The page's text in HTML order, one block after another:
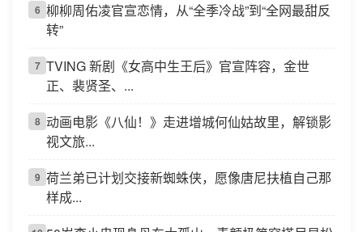
6 柳柳周佑凌官宣恋情，从“全季冷战”到“全网最甜反
转”
7 TVING 新剧《女高中生王后》官宣阵容，金世
正、裴贤圣、...
8 动画电影《八仙！》走进增城何仙姑故里，解锁影
视文旅...
9 荷兰弟已计划交接新蜘蛛侠，愿像唐尼扶植自己那
样成...